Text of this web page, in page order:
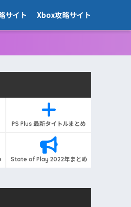
サイト Xbox攻略サイト
PS Plus 最新タイトルまとめ
State of Play 2022年まとめ